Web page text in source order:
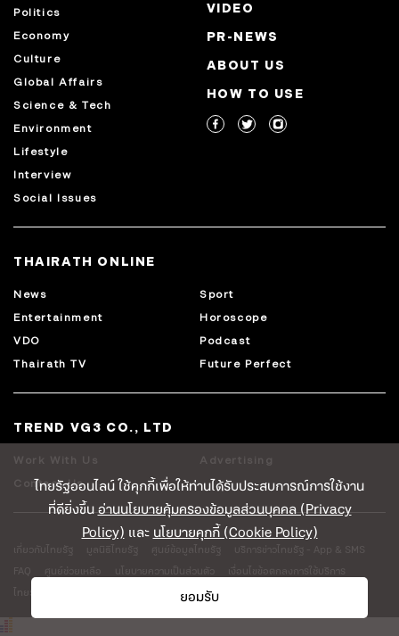
ไทยรัฐออนไลน์ ใช้คุกกี้เพื่อให้ท่านได้รับประสบการณ์การใช้งาน
ที่ดียิ่งขึ้นอ่านนโยบายคุ้มครองข้อมูลส่วนบุคคล (Privacy
Policy) และนโยบายคุกกี้ (Cookie Policy)
ยอมรับ
Politics
Economy
Culture
Global Affairs
Science & Tech
Environment
Lifestyle
Interview
Social Issues
VIDEO
PR-NEWS
ABOUT US
HOW TO USE
THAIRATH ONLINE
News
Sport
Entertainment
Horoscope
VDO
Podcast
Thairath TV
Future Perfect
TREND VG3 CO., LTD
Work With Us
Advertising
Contact Us
เกี่ยวกับไทยรัฐ มูลนิธิไทยรัฐ ศูนย์ข้อมูลไทยรัฐ
บริการข่าวไทยรัฐ - App & SMS
FAQ
ศูนย์ช่วยเหลือ นโยบายความเป็นส่วนตัว
เงื่อนไขข้อตกลงการใช้บริการ
ไทยรัฐโลจิสติคส์